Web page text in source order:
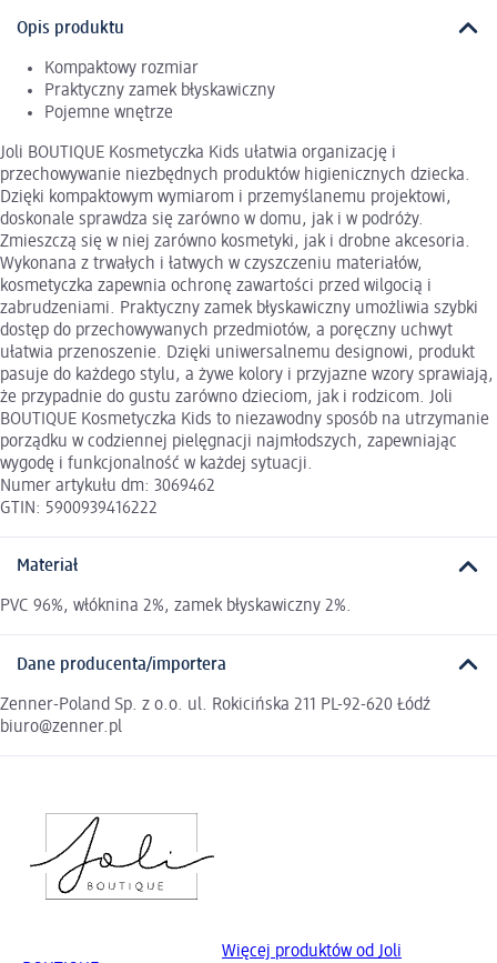
Opis produktu
Kompaktowy rozmiar
Praktyczny zamek błyskawiczny
Pojemne wnętrze
Joli BOUTIQUE Kosmetyczka Kids ułatwia organizację i
przechowywanie niezbędnych produktów higienicznych dziecka.
Dzięki kompaktowym wymiarom i przemyślanemu projektowi,
doskonale sprawdza się zarówno w domu, jak i w podróży.
Zmieszczą się w niej zarówno kosmetyki, jak i drobne akcesoria.
Wykonana z trwałych i łatwych w czyszczeniu materiałów,
kosmetyczka zapewnia ochronę zawartości przed wilgocią i
zabrudzeniami. Praktyczny zamek błyskawiczny umożliwia szybki
dostęp do przechowywanych przedmiotów, a poręczny uchwyt
ułatwia przenoszenie. Dzięki uniwersalnemu designowi, produkt
pasuje do każdego stylu, a żywe kolory i przyjazne wzory sprawiają,
że przypadnie do gustu zarówno dzieciom, jak i rodzicom. Joli
BOUTIQUE Kosmetyczka Kids to niezawodny sposób na utrzymanie
porządku w codziennej pielęgnacji najmłodszych, zapewniając
wygodę i funkcjonalność w każdej sytuacji.
Numer artykułu dm: 3069462
GTIN: 5900939416222
Materiał
PVC 96%, włóknina 2%, zamek błyskawiczny 2%.
Dane producenta/importera
Zenner-Poland Sp. z o.o. ul. Rokicińska 211 PL-92-620 Łódź
biuro@zenner.pl
Więcej produktów od Joli